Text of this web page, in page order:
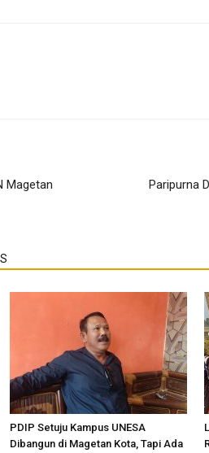
Magetan
Paripurna
PDIP Setuju Kampus UNESA
Dibangun di Magetan Kota, Tapi Ada